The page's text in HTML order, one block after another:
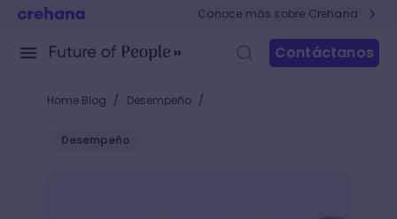
Conoce más sobre Crehana
Contáctanos
Home Blog / Desempeño /
Desempeño